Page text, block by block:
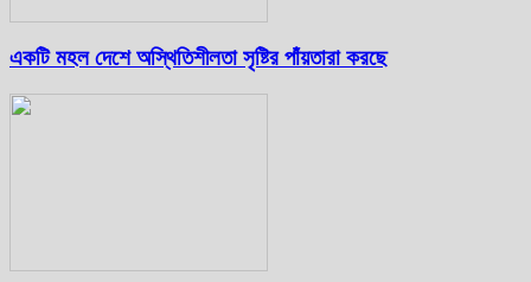
একটি মহল দেশে অস্থিতিশীলতা সৃষ্টির পাঁয়তারা করছে